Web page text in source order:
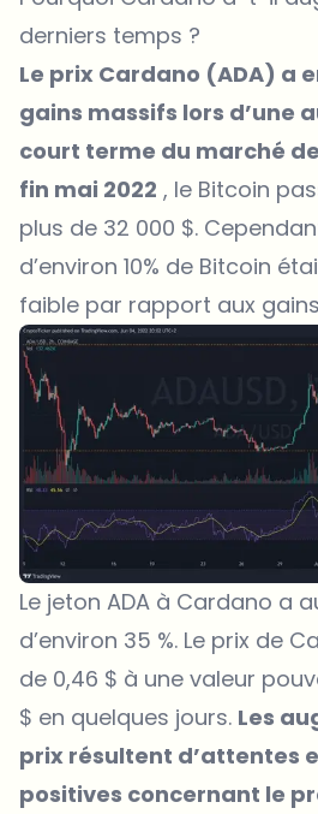
derniers temps ?
Le prix Cardano (ADA) a
gains massifs lors d’une
court terme du marché
fin mai 2022 , le Bitcoin
plus de 32 000 $.
d’environ 10% de Bitcoin
faible par rapport aux
Le jeton ADA à Cardano a
d’environ 35 %. Le prix de
de 0,46 $ à une valeur
$ en quelques jours. Les
prix résultent d’attentes
positives concernant le